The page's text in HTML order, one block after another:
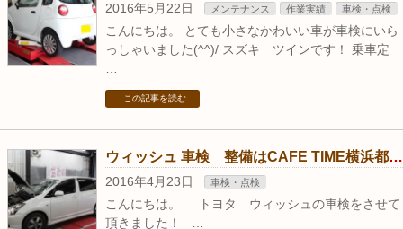
2016年5月22日 メンテナンス 作業実績 車検・点検
こんにちは。 とても小さなかわいい車が車検にいら
っしゃいました(^^)/ スズキ ツインです！ 乗車定
この記事を読む
ウィッシュ 車検 整備はCAFE TIME横浜都筑で！
2016年4月23日 車検・点検
こんにちは。 トヨタ ウィッシュの車検をさせて
頂きました！ …